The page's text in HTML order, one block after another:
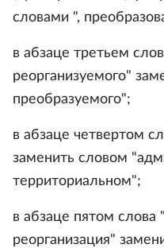
словами ",
в абзаце третьем
реорганизуемого"
преобразуемого";
в абзаце четвертом
заменить словом
территориальном";
в абзаце пятом слова
реорганизация"